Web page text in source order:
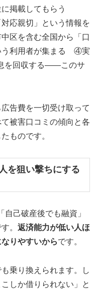
に掲載してもらう
応親切」という情報を
区を含む全国から「口
う利用者が集まる ④実
を回収する——このサ
告費を一切受け取って
被害口コミの傾向と各
ものです。
を狙い撃ちにする
己破産後でも融資」
。 返済能力が低い人ほ
りやすいからです。
乗り換えられます。し
しか借りられない」と